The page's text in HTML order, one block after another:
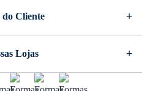
do Cliente
Lojas